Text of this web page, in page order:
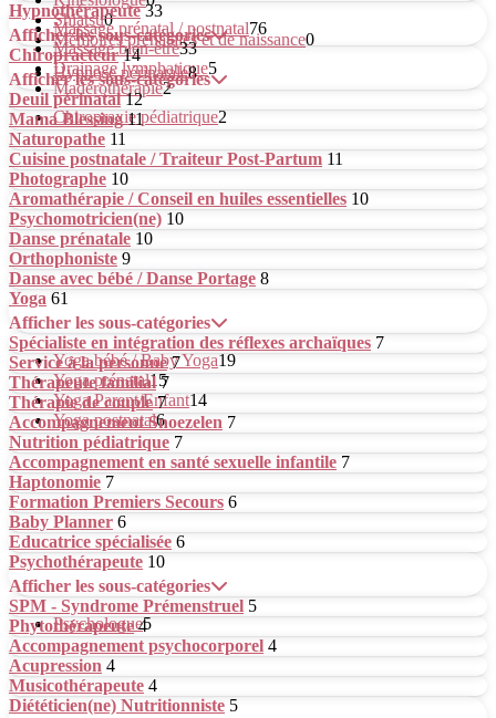
Shiatsu0
Mémoires prénatales et de naissance0
Massage prénatal / postnatal76
Massage bien-être33
Drainage lymphatique5
Madérothérapie2
Hypnothérapeute 33
Afficher les sous-catégories
Hypnose périnatale8
Chiropracteur 14
Afficher les sous-catégories
Chiropraxie pédiatrique2
Deuil périnatal 12
Mama Blessing 11
Naturopathe 11
Cuisine postnatale / Traiteur Post-Partum 11
Photographe 10
Aromathérapie / Conseil en huiles essentielles 10
Psychomotricien(ne) 10
Danse prénatale 10
Orthophoniste 9
Danse avec bébé / Danse Portage 8
Yoga 61
Afficher les sous-catégories
Yoga bébé / Baby Yoga19
Yoga prénatal15
Yoga Parent/Enfant14
Yoga postnatal6
Spécialiste en intégration des réflexes archaïques 7
Service à la personne 7
Thérapeute familial 7
Thérapie de couple 7
Accompagnement Snoezelen 7
Nutrition pédiatrique 7
Accompagnement en santé sexuelle infantile 7
Haptonomie 7
Formation Premiers Secours 6
Baby Planner 6
Educatrice spécialisée 6
Psychothérapeute 10
Afficher les sous-catégories
Psychologue5
SPM - Syndrome Prémenstruel 5
Phytothérapeute 4
Accompagnement psychocorporel 4
Acupression 4
Musicothérapeute 4
Diététicien(ne) Nutritionniste 5